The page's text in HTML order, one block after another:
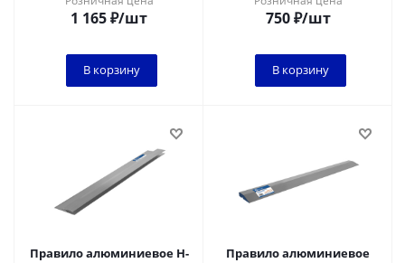
1 165₽/шт
В корзину
750₽/шт
В корзину
Правило алюминиевое Н-
Правило алюминиевое